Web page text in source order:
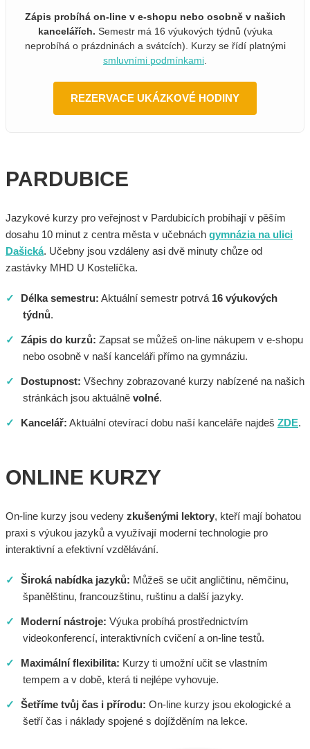
Zápis probíhá on-line v e-shopu nebo osobně v našich
kancelářích. Semestr má 16 výukových týdnů (výuka
neprobíhá o prázdninách a svátcích). Kurzy se řídí platnými
smluvními podmínkami.
REZERVACE UKÁZKOVÉ HODINY
PARDUBICE
Jazykové kurzy pro veřejnost v Pardubicích probíhají v pěším
dosahu 10 minut z centra města v učebnách gymnázia na ulici
Dašická. Učebny jsou vzdáleny asi dvě minuty chůze od
zastávky MHD U Kostelíčka.
✓ Délka semestru: Aktuální semestr potrvá 16 výukových
týdnů.
✓ Zápis do kurzů: Zapsat se můžeš on-line nákupem v e-shopu
nebo osobně v naší kanceláři přímo na gymnáziu.
✓ Dostupnost: Všechny zobrazované kurzy nabízené na našich
stránkách jsou aktuálně volné.
✓ Kancelář: Aktuální otevírací dobu naší kanceláře najdeš ZDE.
ONLINE KURZY
On-line kurzy jsou vedeny zkušenými lektory, kteří mají bohatou
praxi s výukou jazyků a využívají moderní technologie pro
interaktivní a efektivní vzdělávání.
✓ Široká nabídka jazyků: Můžeš se učit angličtinu, němčinu,
španělštinu, francouzštinu, ruštinu a další jazyky.
✓ Moderní nástroje: Výuka probíhá prostřednictvím
videokonferencí, interaktivních cvičení a on-line testů.
✓ Maximální flexibilita: Kurzy ti umožní učit se vlastním
tempem a v době, která ti nejlépe vyhovuje.
✓ Šetříme tvůj čas i přírodu: On-line kurzy jsou ekologické a
šetří čas i náklady spojené s dojížděním na lekce.